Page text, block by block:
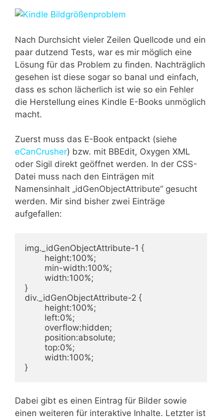
Nach Durchsicht vieler Zeilen Quellcode und ein
paar dutzend Tests, war es mir möglich eine
Lösung für das Problem zu finden. Nachträglich
gesehen ist diese sogar so banal und einfach,
dass es schon lächerlich ist wie so ein Fehler
die Herstellung eines Kindle E-Books unmöglich
macht.
Zuerst muss das E-Book entpackt (siehe
eCanCrusher) bzw. mit BBEdit, Oxygen XML
oder Sigil direkt geöffnet werden. In der CSS-
Datei muss nach den Einträgen mit
Namensinhalt „idGenObjectAttribute“ gesucht
werden. Mir sind bisher zwei Einträge
aufgefallen:
img._idGenObjectAttribute-1 {
}
div._idGenObjectAttribute-2 {
}
Dabei gibt es einen Eintrag für Bilder sowie
einen weiteren für interaktive Inhalte. Letzter ist